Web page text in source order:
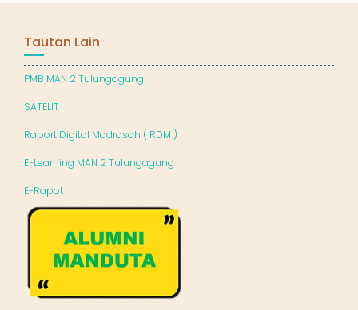
Tautan Lain
PMB MAN 2 Tulungagung
SATELIT
Raport Digital Madrasah ( RDM )
E-Learning MAN 2 Tulungagung
E-Rapot